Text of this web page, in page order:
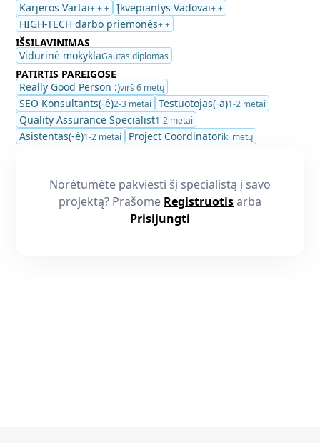
Karjeros Vartai+ + + Įkvepiantys Vadovai+ +
HIGH-TECH darbo priemonės+ +
IŠSILAVINIMAS
Vidurinė mokyklaGautas diplomas
PATIRTIS PAREIGOSE
Really Good Person :)virš 6 metų
SEO Konsultants(-ė)2-3 metai Testuotojas(-a)1-2 metai
Quality Assurance Specialist1-2 metai
Asistentas(-ė)1-2 metai Project Coordinatoriki metų
Norėtumėte pakviesti šį specialistą į savo
projektą? Prašome Registruotisarba
Prisijungti